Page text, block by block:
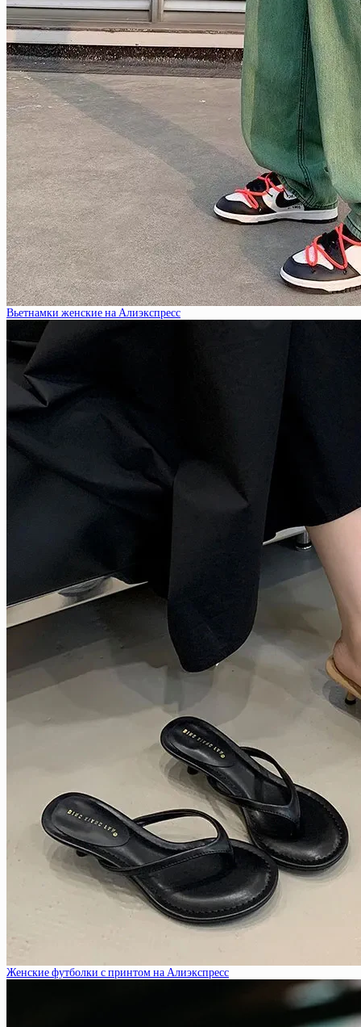
Вьетнамки женские на Алиэкспресс
Женские футболки с принтом на Алиэкспресс